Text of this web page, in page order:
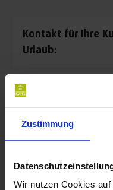
Zustimmung
Wir nutzen Cookies
Kontakt für Ihre
Urlaub:
Kinder- und
97769 Bad Brückenau
Telefon: